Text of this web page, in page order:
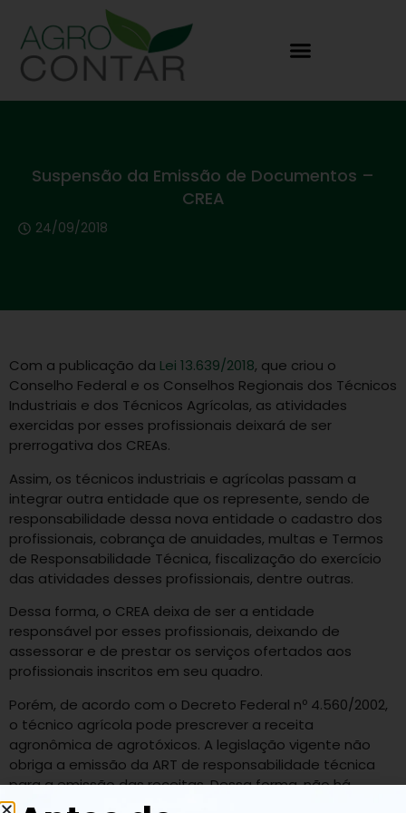
Suspensão da Emissão de Documentos –
CREA
24/09/2018
Com a publicação da Lei 13.639/2018, que criou o
Conselho Federal e os Conselhos Regionais dos Técnicos
Industriais e dos Técnicos Agrícolas, as atividades
exercidas por esses profissionais deixará de ser
prerrogativa dos CREAs.
Assim, os técnicos industriais e agrícolas passam a
integrar outra entidade que os represente, sendo de
responsabilidade dessa nova entidade o cadastro dos
profissionais, cobrança de anuidades, multas e Termos
de Responsabilidade Técnica, fiscalização do exercício
das atividades desses profissionais, dentre outras.
Dessa forma, o CREA deixa de ser a entidade
responsável por esses profissionais, deixando de
assessorar e de prestar os serviços ofertados aos
profissionais inscritos em seu quadro.
Porém, de acordo com o Decreto Federal nº 4.560/2002,
o técnico agrícola pode prescrever a receita
agronômica de agrotóxicos. A legislação vigente não
obriga a emissão da ART de responsabilidade técnica
para a emissão das receitas. Dessa forma, não há
impedimento para que os técnicos continuem a emitir